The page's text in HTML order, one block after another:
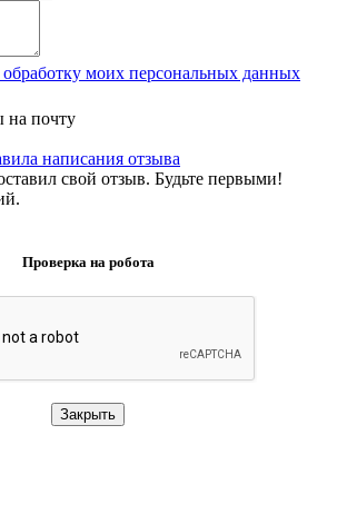
моих персональных данных
на почту
написания отзыва
свой отзыв. Будьте первыми!
Проверка на робота
Закрыть